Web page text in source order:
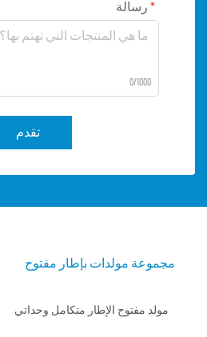
رسالة
0/1000
تقدم
مجموعة مولدات بإطار مفتوح
مولد مفتوح الإطار متكامل وحداتي